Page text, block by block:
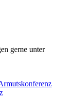
gerne unter